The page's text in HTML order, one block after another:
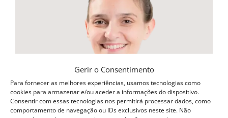
Gerir o Consentimento
Para fornecer as melhores experiências, usamos tecnologias como
cookies para armazenar e/ou aceder a informações do dispositivo.
Consentir com essas tecnologias nos permitirá processar dados, como
comportamento de navegação ou IDs exclusivos neste site. Não
chosen
on
the